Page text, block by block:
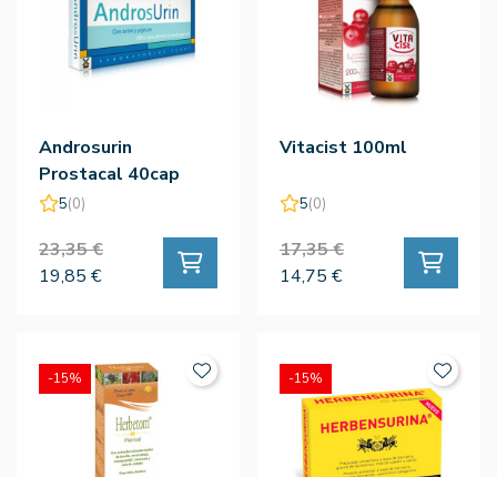
Androsurin
Prostacal 40cap
5(0)
23,35 €
19,85 €
Vitacist 100ml
5(0)
17,35 €
14,75 €
-15% -15%